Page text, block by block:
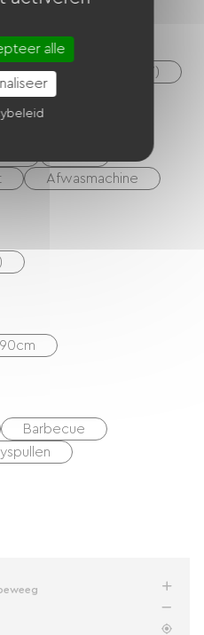
Vakantiebonnen (ANCV)
Afwasmachine
Barbecue
alle